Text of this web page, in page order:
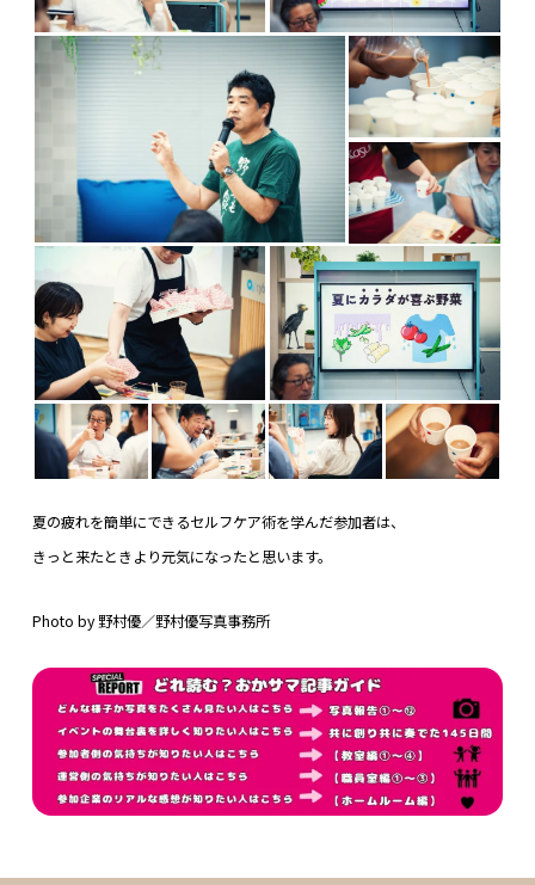
夏の疲れを簡単にできるセルフケア術を学んだ参加者は、
きっと来たときより元気になったと思います。
Photo by 野村優／野村優写真事務所